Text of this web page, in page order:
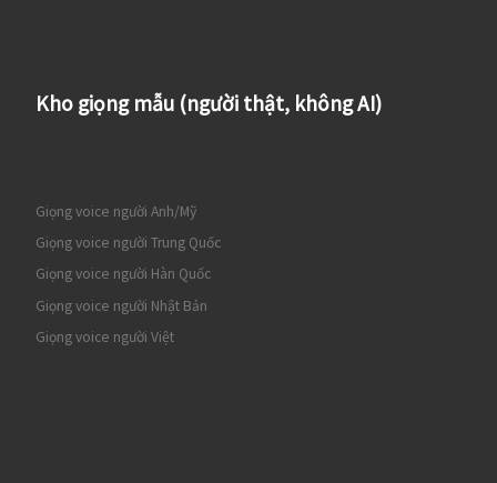
Kho giọng mẫu (người thật, không AI)
Giọng voice người Anh/Mỹ
Giọng voice người Trung Quốc
Giọng voice người Hàn Quốc
Giọng voice người Nhật Bản
Giọng voice người Việt